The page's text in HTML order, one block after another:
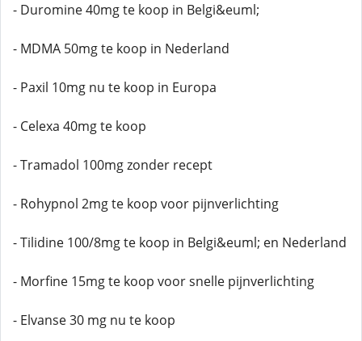
- Duromine 40mg te koop in Belgi&euml;
- MDMA 50mg te koop in Nederland
- Paxil 10mg nu te koop in Europa
- Celexa 40mg te koop
- Tramadol 100mg zonder recept
- Rohypnol 2mg te koop voor pijnverlichting
- Tilidine 100/8mg te koop in Belgi&euml; en Nederland
- Morfine 15mg te koop voor snelle pijnverlichting
- Elvanse 30 mg nu te koop